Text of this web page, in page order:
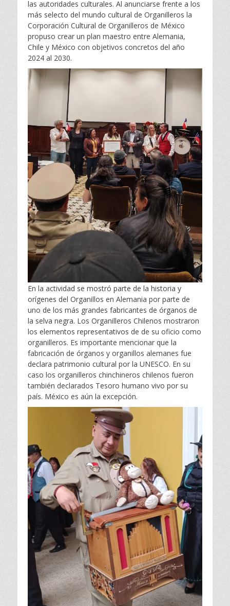
las autoridades culturales. Al anunciarse frente a los
más selecto del mundo cultural de Organilleros la
Corporación Cultural de Organilleros de México
propuso crear un plan maestro entre Alemania,
Chile y México con objetivos concretos del año
2024 al 2030.
En la actividad se mostró parte de la historia y
orígenes del Organillos en Alemania por parte de
uno de los más grandes fabricantes de órganos de
la selva negra. Los Organilleros Chilenos mostraron
los elementos representativos de de su oficio como
organilleros. Es importante mencionar que la
fabricación de órganos y organillos alemanes fue
declara patrimonio cultural por la UNESCO. En su
caso los organilleros chinchineros chilenos fueron
también declarados Tesoro humano vivo por su
país. México es aún la excepción.